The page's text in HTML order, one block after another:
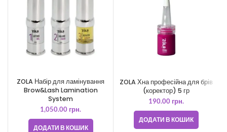
ZOLA Набір для ламінування
Brow&Lash Lamination
System
1,050.00 грн.
ДОДАТИ В КОШИК
ZOLA Хна професійна для брів
(коректор) 5 гр
190.00 грн.
ДОДАТИ В КОШИК